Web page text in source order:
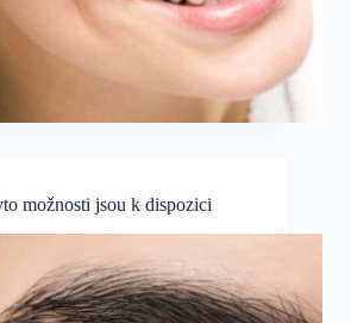
možnosti jsou k dispozici